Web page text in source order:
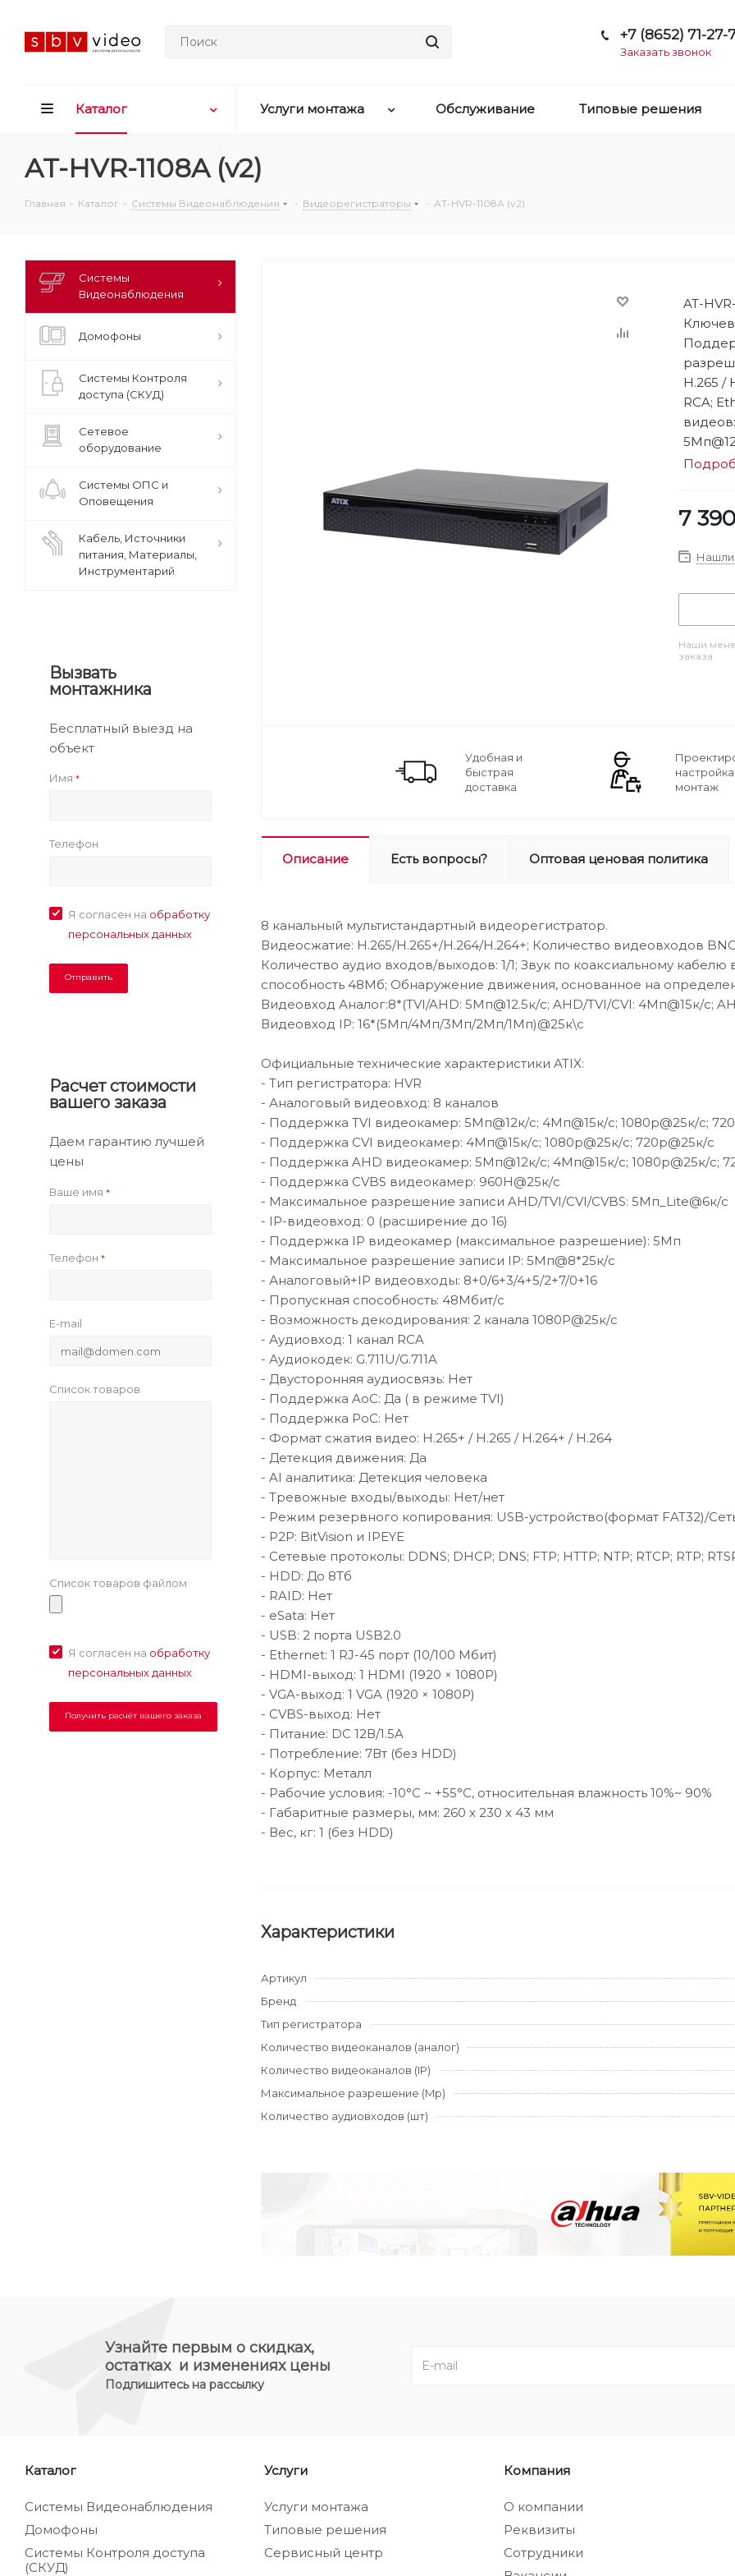
+7 (8652) 71-27-
Заказать звонок
Каталог Услуги монтажа Обслуживание Типовые решения
AT-HVR-1108A (v2)
Главная - Каталог - Системы Видеонаблюдения - Видеорегистраторы - AT-HVR-1108A (v2)
AT-
H.265 /
RCA;
7 390
Нашли
Наши
заказа
Удобная и
быстрая
доставка
настройка,
монтаж
Описание Есть вопросы? Оптовая ценовая политика
8 канальный мультистандартный видеорегистратор.
Видеосжатие: H.265/H.265+/H.264/H.264+; Количество видеовходов
Количество аудио входов/выходов: 1/1; Звук по коаксиальному
способность 48Мб; Обнаружение движения, основанное на
Видеовход Аналог:8*(TVI/AHD: 5Mп@12.5к/с; AHD/TVI/CVI: 4Mп@15к/с;
Видеовход IP: 16*(5Мп/4Мп/3Мп/2Мп/1Мп)@25к\с
Официальные технические характеристики ATIX:
- Тип регистратора: HVR
- Аналоговый видеовход: 8 каналов
- Поддержка TVI видеокамер: 5Мп@12к/с; 4Мп@15к/с; 1080p@25к/с;
- Поддержка CVI видеокамер: 4Мп@15к/с; 1080p@25к/с; 720p@25к/с
- Поддержка AHD видеокамер: 5Мп@12к/с; 4Мп@15к/с; 1080p@25к/с;
- Поддержка CVBS видеокамер: 960H@25к/с
- Максимальное разрешение записи AHD/TVI/CVI/CVBS: 5Мп_Lite@6к/с
- IP-видеовход: 0 (расширение до 16)
- Поддержка IP видеокамер (максимальное разрешение): 5Мп
- Максимальное разрешение записи IP: 5Мп@8*25к/с
- Аналоговый+IP видеовходы: 8+0/6+3/4+5/2+7/0+16
- Пропускная способность: 48Мбит/с
- Возможность декодирования: 2 канала 1080P@25к/с
- Аудиовход: 1 канал RCA
- Аудиокодек: G.711U/G.711A
- Двусторонняя аудиосвязь: Нет
- Поддержка AoC: Да ( в режиме TVI)
- Поддержка PoC: Нет
- Формат сжатия видео: H.265+ / H.265 / H.264+ / H.264
- Детекция движения: Да
- AI аналитика: Детекция человека
- Тревожные входы/выходы: Нет/нет
- Режим резервного копирования: USB-устройство(формат FAT32)/
- P2P: BitVision и IPEYE
- Сетевые протоколы: DDNS; DHCP; DNS; FTP; HTTP; NTP; RTCP; RTP;
- HDD: До 8Тб
- RAID: Нет
- eSata: Нет
- USB: 2 порта USB2.0
- Ethernet: 1 RJ-45 порт (10/100 Мбит)
- HDMI-выход: 1 HDMI (1920 × 1080P)
- VGA-выход: 1 VGA (1920 × 1080P)
- CVBS-выход: Нет
- Питание: DC 12В/1.5A
- Потребление: 7Вт (без HDD)
- Корпус: Металл
- Рабочие условия: -10°C ~ +55°C, относительная влажность 10%~ 90%
- Габаритные размеры, мм: 260 x 230 x 43 мм
- Вес, кг: 1 (без HDD)
Характеристики
Артикул
Бренд
Тип регистратора
Количество видеоканалов (аналог)
Количество видеоканалов (IP)
Максимальное разрешение (Mp)
Количество аудиовходов (шт)
Системы
Видеонаблюдения
Домофоны
Системы Контроля
доступа (СКУД)
Сетевое
оборудование
Системы ОПС и
Оповещения
Кабель, Источники
питания, Материалы,
Инструментарий
Вызвать
монтажника
Бесплатный выезд на
объект
Имя *
Телефон
Я согласен на обработку
персональных данных
Расчет стоимости
вашего заказа
Даем гарантию лучшей
цены
Ваше имя *
Телефон *
E-mail
Список товаров
Список товаров файлом
Я согласен на обработку
персональных данных
Узнайте первым о скидках,
остатках и изменениях цены
Подпишитесь на рассылку
Каталог
Системы Видеонаблюдения
Домофоны
Системы Контроля доступа
(СКУД)
Услуги
Услуги монтажа
Типовые решения
Сервисный центр
Компания
О компании
Реквизиты
Сотрудники